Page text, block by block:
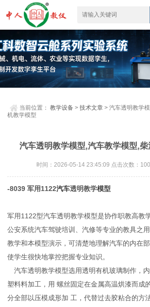
当前位置：教学设备 >技术文章 > 汽车透明教学
机教学模型
汽车透明教学模型,汽车教学模型,
时间：2026-05-14 23:45:09 点击次数： 100
-8039 军用1122汽车透明教学模型
军用1122型汽车透明教学模型是协作职教高教
公安系统汽车驾驶培训、汽修等专业的教具之
教学和本模型演示，可清楚地理解汽车的内在
使学生很快地掌控把握专业知识。
汽车透明教学模型选用透明有机玻璃制作，
塑料料加工，用 螺丝固定在金属高温烘漆而成
分全部以压模成形加 工，代替过去胶粘合的方